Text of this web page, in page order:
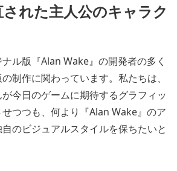
れた主人公のキャラク
ル版『Alan Wake』の開発者の多く
制作に関わっています。私たちは、
今日のゲームに期待するグラフィッ
つつも、何より『Alan Wake』のア
のビジュアルスタイルを保ちたいと